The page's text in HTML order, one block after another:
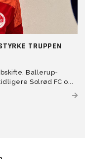
TRUPPEN
Ballerup-
Solrød FC o...